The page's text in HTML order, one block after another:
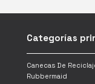
Categorías
Canecas De
Rubbermaid